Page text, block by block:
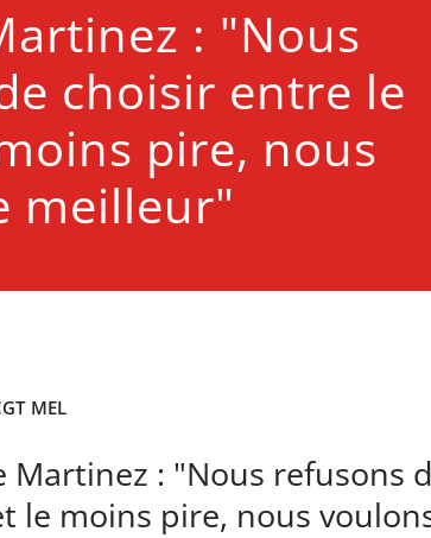
: "Nous
choisir entre le
pire, nous
meilleur"
MEL
Martinez : "Nous refusons
le moins pire, nous